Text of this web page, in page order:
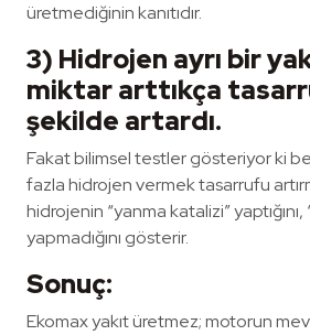
üretmediğinin kanıtıdır.
3) Hidrojen ayrı bir
miktar arttıkça
şekilde artardı.
Fakat bilimsel testler gösteriyor ki
fazla hidrojen vermek tasarrufu
hidrojenin “yanma katalizi” yaptığını,
yapmadığını gösterir.
Sonuç:
Ekomax yakıt üretmez; motorun